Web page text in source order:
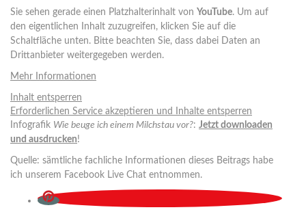
Sie sehen gerade einen Platzhalterinhalt von YouTube. Um auf
den eigentlichen Inhalt zuzugreifen, klicken Sie auf die
Schaltfläche unten. Bitte beachten Sie, dass dabei Daten an
Drittanbieter weitergegeben werden.
Mehr Informationen
Inhalt entsperren
Erforderlichen Service akzeptieren und Inhalte entsperren
Infografik Wie beuge ich einem Milchstau vor?: Jetzt downloaden
und ausdrucken!
Quelle: sämtliche fachliche Informationen dieses Beitrags habe
ich unserem Facebook Live Chat entnommen.